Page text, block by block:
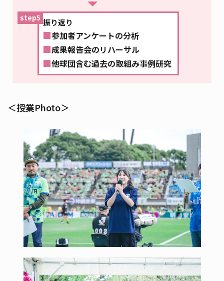
step5 振り返り
■参加者アンケートの分析
■成果報告会のリハーサル
■他球団含む過去の取組み事例研究
＜授業Photo＞